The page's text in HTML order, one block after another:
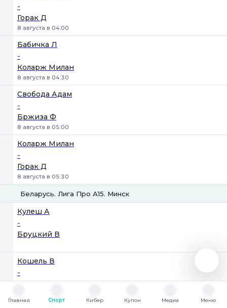
-
Горак Д
8 августа в 04:00
Бабичка Л
-
Коларж Милан
8 августа в 04:30
Свобода Адам
-
Бржиза Ф
8 августа в 05:00
Коларж Милан
-
Горак Д
8 августа в 05:30
Беларусь. Лига Про А15. Минск
Кулеш А
-
Бруцкий В
Кошель В
-
Девятников Д
Главная
Спорт
Кибер
Купон
Медиа
Меню